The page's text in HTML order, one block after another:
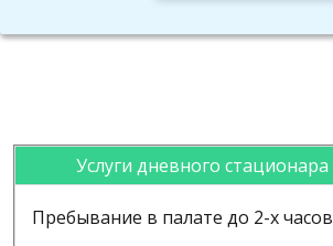
Услуги дневного стационара
Пребывание в палате до 2-х часов